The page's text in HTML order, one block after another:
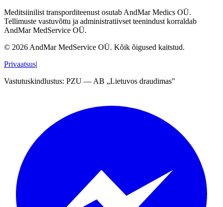
Meditsiinilist transporditeenust osutab AndMar Medics OÜ.
Tellimuste vastuvõttu ja administratiivset teenindust korraldab
AndMar MedService OÜ.
© 2026 AndMar MedService OÜ. Kõik õigused kaitstud.
Privaatsus|
Vastutuskindlustus: PZU — AB „Lietuvos draudimas"